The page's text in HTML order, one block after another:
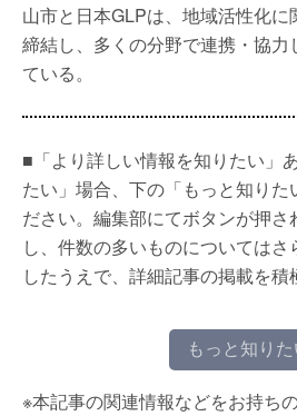
山市と日本GLPは、地域活性化
締結し、多くの分野で連携・協力
ている。
■「より詳しい情報を知りたい」
たい」場合、下の「もっと知りた
ださい。編集部にてボタンが押さ
し、件数の多いものについては
したうえで、詳細記事の掲載を積
もっと知りた
※本記事の関連情報などをお持ち